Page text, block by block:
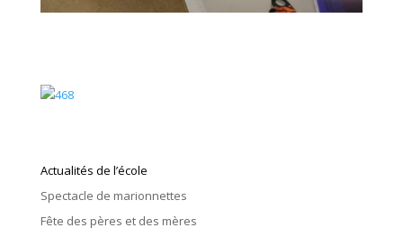
Actualités de l’école
Spectacle de marionnettes
Fête des pères et des mères